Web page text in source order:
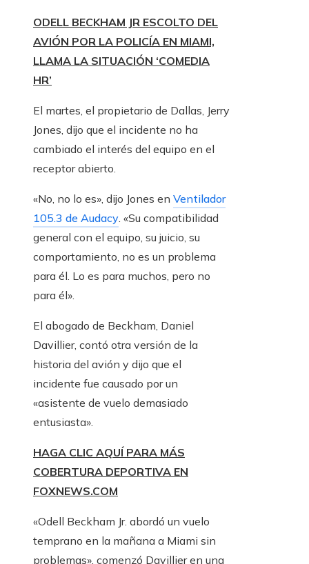
ODELL BECKHAM JR ESCOLTO DEL
AVIÓN POR LA POLICÍA EN MIAMI,
LLAMA LA SITUACIÓN ‘COMEDIA
HR’
El martes, el propietario de Dallas, Jerry
Jones, dijo que el incidente no ha
cambiado el interés del equipo en el
receptor abierto.
«No, no lo es», dijo Jones en Ventilador
105.3 de Audacy. «Su compatibilidad
general con el equipo, su juicio, su
comportamiento, no es un problema
para él. Lo es para muchos, pero no
para él».
El abogado de Beckham, Daniel
Davillier, contó otra versión de la
historia del avión y dijo que el
incidente fue causado por un
«asistente de vuelo demasiado
entusiasta».
HAGA CLIC AQUÍ PARA MÁS
COBERTURA DEPORTIVA EN
FOXNEWS.COM
«Odell Beckham Jr. abordó un vuelo
temprano en la mañana a Miami sin
problemas», comenzó Davillier en una